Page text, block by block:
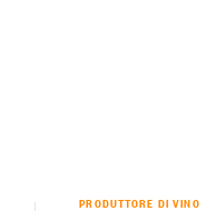
PRODUTTORE DI VINO